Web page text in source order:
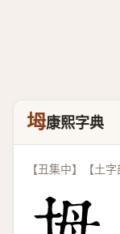
坶康熙字典
【丑集中】【土